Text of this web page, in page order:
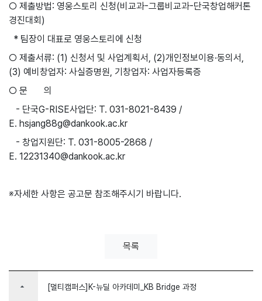
○ 제출방법: 영웅스토리 신청(비교과-그룹비교과-단국창업해커톤
경진대회)
* 팀장이 대표로 영웅스토리에 신청
○ 제출서류: (1) 신청서 및 사업계획서, (2)개인정보이용·동의서,
(3) 예비창업자: 사실증명원, 기창업자: 사업자등록증
○ 문 의
- 단국G-RISE사업단: T. 031-8021-8439 /
E. hsjang88g@dankook.ac.kr
- 창업지원단: T. 031-8005-2868 /
E. 12231340@dankook.ac.kr
※자세한 사항은 공고문 참조해주시기 바랍니다.
목록
arrow_drop_up [멀티캠퍼스]K-뉴딜 아카데미_KB Bridge 과정